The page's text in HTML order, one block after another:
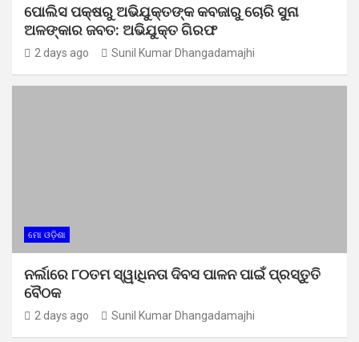
ପୋଲିସ ପକ୍ଷରୁ ଅଭିଯୁକ୍ତଙ୍କ କବଜାରୁ ଚୋରି ସୁନା
ଅଳଙ୍କାର ଜବତ: ଅଭିଯୁକ୍ତ ଗିରଫ
2 days ago Sunil Kumar Dhangadamajhi
ମୋ ଓଡ଼ିଶା
ନର୍ଲାରେ ୮୦ତମ ସ୍ୱାଧିନତା ଦିବସ ପାଳନ ପାଇଁ ପ୍ରସ୍ତୁତି
ବୈଠକ
2 days ago Sunil Kumar Dhangadamajhi